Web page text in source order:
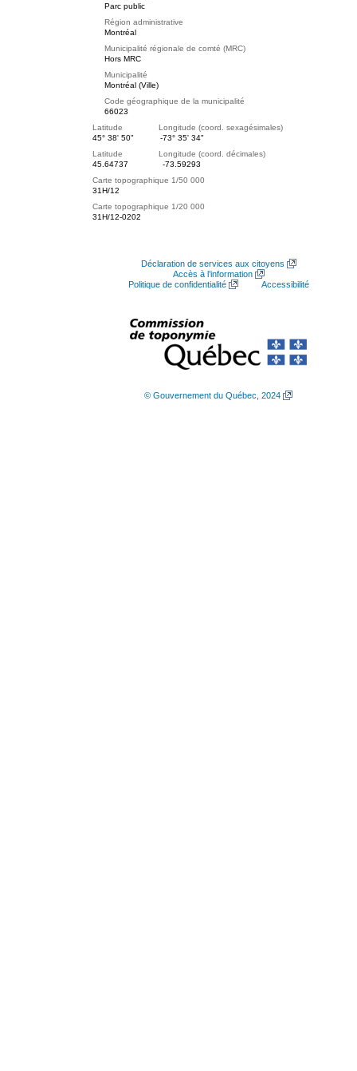
Parc public
Région administrative
Montréal
Municipalité régionale de comté (MRC)
Hors MRC
Municipalité
Montréal (Ville)
Code géographique de la municipalité
66023
Latitude Longitude (coord. sexagésimales)
45° 38' 50"
-73° 35' 34"
Latitude Longitude (coord. décimales)
45.64737
-73.59293
Carte topographique 1/50 000
31H/12
Carte topographique 1/20 000
31H/12-0202
Déclaration de services aux citoyens
Accès à l’information
Politique de confidentialité
Accessibilité
© Gouvernement du Québec, 2024